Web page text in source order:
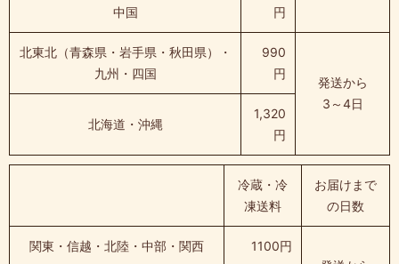
中国
円
北東北（青森県・岩手県・秋田県）・
九州・四国
990
円
発送から
3～4日
北海道・沖縄
1,320
円
冷蔵・冷
凍送料
お届けまで
の日数
関東・信越・北陸・中部・関西
1100円